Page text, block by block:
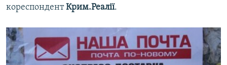
ВІДЕОУРОКИ «ELIFBE»
СВІДЧЕННЯ ОКУПАЦІЇ
УКРАЇНСЬКА ПРОБЛЕМА КРИМУ
Qırımtatar
кореспондентКрим.Реалії.